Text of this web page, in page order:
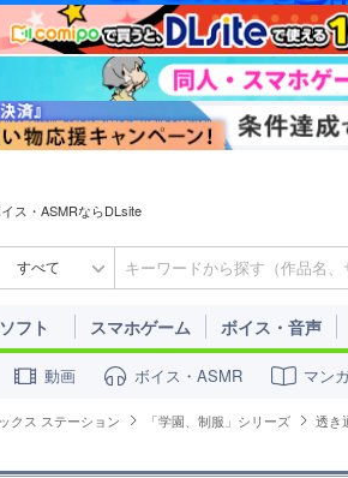
ス・ASMRならDLsite
すべて
フト スマホゲーム ボイス・音声
動画 ボイス・ASMR マン
クス ステーション 「学園、制服」シリーズ 透き